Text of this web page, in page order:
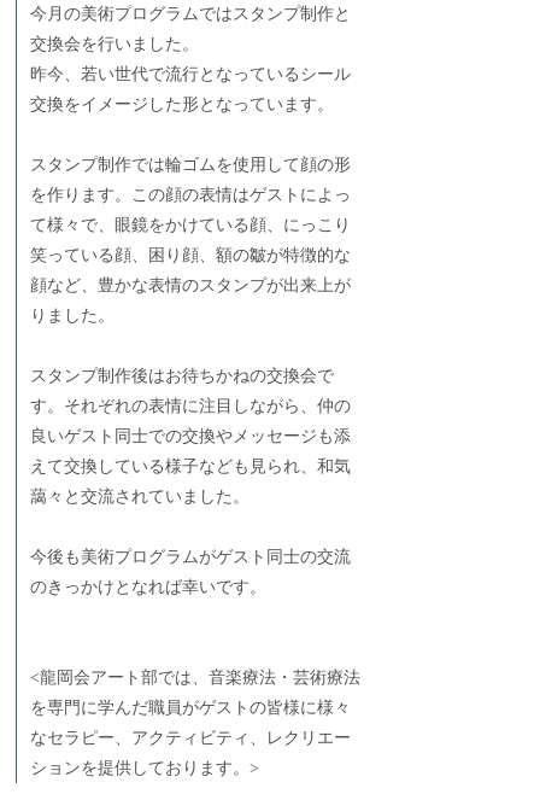
今月の美術プログラムではスタンプ制作と
交換会を行いました。
昨今、若い世代で流行となっているシール
交換をイメージした形となっています。
スタンプ制作では輪ゴムを使用して顔の形
を作ります。この顔の表情はゲストによっ
て様々で、眼鏡をかけている顔、にっこり
笑っている顔、困り顔、額の皺が特徴的な
顔など、豊かな表情のスタンプが出来上が
りました。
スタンプ制作後はお待ちかねの交換会で
す。それぞれの表情に注目しながら、仲の
良いゲスト同士での交換やメッセージも添
えて交換している様子なども見られ、和気
藹々と交流されていました。
今後も美術プログラムがゲスト同士の交流
のきっかけとなれば幸いです。
<龍岡会アート部では、音楽療法・芸術療法
を専門に学んだ職員がゲストの皆様に様々
なセラピー、アクティビティ、レクリエー
ションを提供しております。>